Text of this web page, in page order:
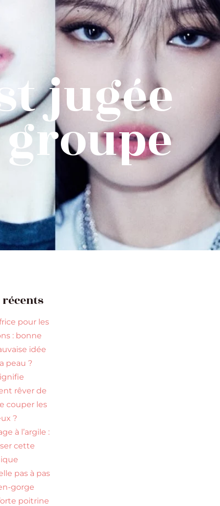
jugée
pour les
: bonne
idée
peau ?
rêver de
couper les
?
à l’argile :
cette
pas à pas
gorge
poitrine